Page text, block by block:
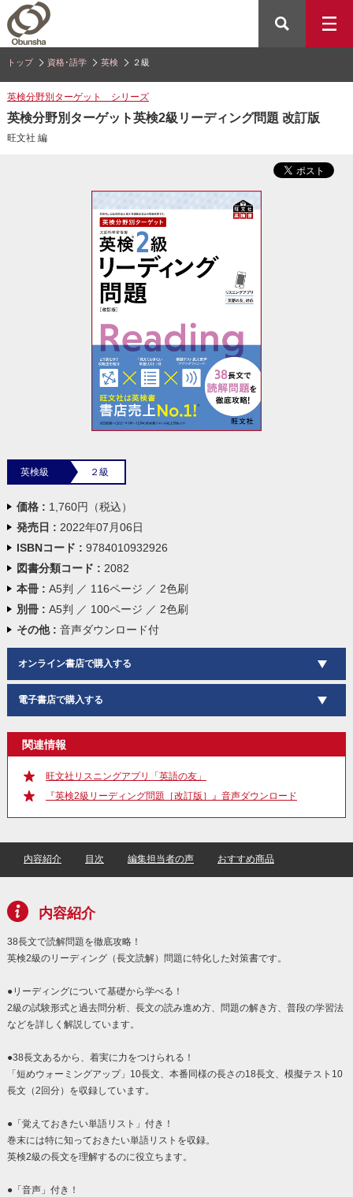
トップ 資格･語学 英検 ２級
英検分野別ターゲット シリーズ
英検分野別ターゲット英検2級リーディング問題 改訂版
旺文社 編
英検級 ２級
価格 : 1,760円（税込）
発売日 : 2022年07月06日
ISBNコード : 9784010932926
図書分類コード : 2082
本冊 : A5判 ／ 116ページ ／ 2色刷
別冊 : A5判 ／ 100ページ ／ 2色刷
その他 : 音声ダウンロード付
オンライン書店で購入する
電子書店で購入する
関連情報
旺文社リスニングアプリ「英語の友」
『英検2級リーディング問題［改訂版］』音声ダウンロード
内容紹介 目次 編集担当者の声 おすすめ商品
内容紹介
38長文で読解問題を徹底攻略！
英検2級のリーディング（長文読解）問題に特化した対策書です。
●リーディングについて基礎から学べる！
2級の試験形式と過去問分析、長文の読み進め方、問題の解き方、普段の学習法
などを詳しく解説しています。
●38長文あるから、着実に力をつけられる！
「短めウォーミングアップ」10長文、本番同様の長さの18長文、模擬テスト10
長文（2回分）を収録しています。
●「覚えておきたい単語リスト」付き！
巻末には特に知っておきたい単語リストを収録。
英検2級の長文を理解するのに役立ちます。
●「音声」付き！